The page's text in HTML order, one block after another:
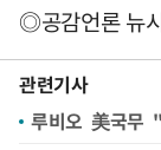
◎공감언론 뉴
관련기사
루비오 美국무